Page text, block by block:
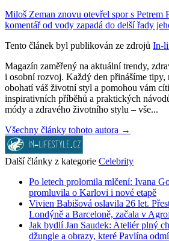
Miloš Zeman znovu otevřel spor s Petrem
komentář od vody zapadá do delší řady
Tento článek byl publikován ze zdrojů In-
Magazín zaměřený na aktuální trendy,
i osobní rozvoj. Každý den přinášíme tipy,
obohatí váš životní styl a pomohou vám
inspirativních příběhů a praktických
módy a zdravého životního stylu – vše...
Všechny články tohoto autora →
Další články z kategorie Celebrity
Po letech prolomila mlčení: Ivana
promluvila o Karlovi i nové etapě
Vivien Babišová oslavila 26 let.
Londýně a Barceloně, začala v
Jak bydlí Jan Saudek: Ateliér plný
džungle a obrazy, které Pavlína